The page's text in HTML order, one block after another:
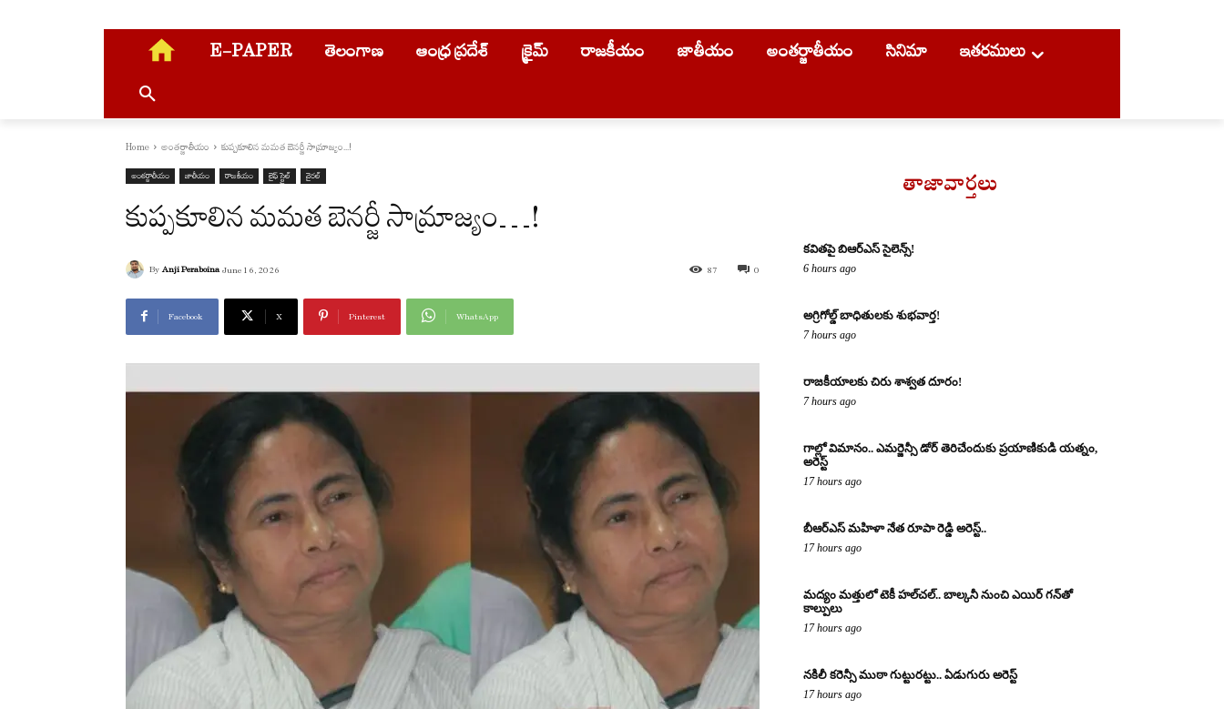
E-PAPER తెలంగాణ ఆంధ్ర ప్రదేశ్ క్రైమ్ రాజకీయం జాతీయం అంతర్జాతీయం సినిమా ఇతరములు
Home అంతర్జాతీయం కుప్పకూలిన మమత బెనర్జీ సామ్రాజ్యం...!
అంతర్జాతీయం జాతీయం రాజకీయం లైఫ్ స్టైల్ వైరల్
కుప్పకూలిన మమత బెనర్జీ సామ్రాజ్యం…!
By Anji Peraboina June 16, 2026 0
87
Facebook X Pinterest WhatsApp
తాజావార్తలు
కవితపై బిఆర్ఎస్ సైలెన్స్!
6 hours ago
అగ్రిగోల్డ్ బాధితులకు శుభవార్త!
7 hours ago
రాజకీయాలకు చిరు శాశ్వత దూరం!
7 hours ago
గాల్లో విమానం.. ఎమర్జెన్సీ డోర్ తెరిచేందుకు ప్రయాణికుడి యత్నం,
అరెస్ట్
17 hours ago
బీఆర్ఎస్ మహిళా నేత రూపా రెడ్డి అరెస్ట్..
17 hours ago
మద్యం మత్తులో టెకీ హల్‌చల్.. బాల్కనీ నుంచి ఎయిర్ గన్‌తో
కాల్పులు
17 hours ago
నకిలీ కరెన్సీ ముఠా గుట్టురట్టు.. ఏడుగురు అరెస్ట్
17 hours ago